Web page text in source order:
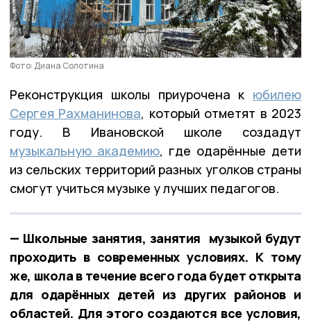
Фото: Диана Солотина
Реконструкция школы приурочена к юбилею
Сергея Рахманинова, который отметят в 2023
году. В Ивановской школе создадут
музыкальную академию, где одарённые дети
из сельских территорий разных уголков страны
смогут учиться музыке у лучших педагогов.
— Школьные занятия, занятия музыкой будут
проходить в современных условиях. К тому
же, школа в течение всего года будет открыта
для одарённых детей из других районов и
областей. Для этого создаются все условия,